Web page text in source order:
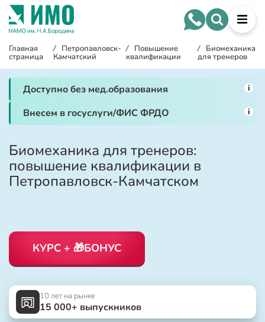
Главная
страница
/ Петропавловск-
Камчатский
/ Повышение
квалификации
/ Биомеханика
для тренеров
Доступно без мед.образования i
Внесем в госуслуги/ФИС ФРДО i
Биомеханика для тренеров:
повышение квалификации в
Петропавловск-Камчатском
КУРС + 🎁БОНУС
10 лет на рынке
15 000+ выпускников